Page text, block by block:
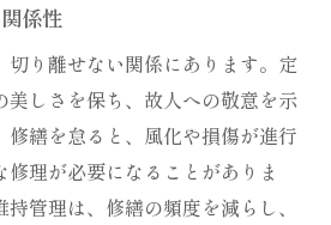
係性
切り離せない関係にあります。定
美しさを保ち、故人への敬意を示
修繕を怠ると、風化や損傷が進行
修理が必要になることがありま
管理は、修繕の頻度を減らし、